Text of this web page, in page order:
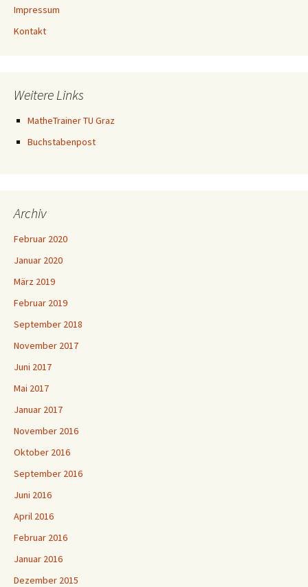
Impressum
Kontakt
Weitere Links
MatheTrainer TU Graz
Buchstabenpost
Archiv
Februar 2020
Januar 2020
März 2019
Februar 2019
September 2018
November 2017
Juni 2017
Mai 2017
Januar 2017
November 2016
Oktober 2016
September 2016
Juni 2016
April 2016
Februar 2016
Januar 2016
Dezember 2015